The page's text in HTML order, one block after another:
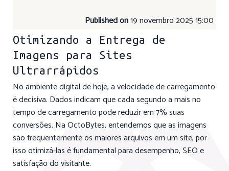
Published on19 novembro 2025 15:00
Otimizando a Entrega de
Imagens para Sites
Ultrarrápidos
No ambiente digital de hoje, a velocidade de carregamento
é decisiva. Dados indicam que cada segundo a mais no
tempo de carregamento pode reduzir em 7% suas
conversões. Na OctoBytes, entendemos que as imagens
são frequentemente os maiores arquivos em um site, por
isso otimizá-las é fundamental para desempenho, SEO e
satisfação do visitante.